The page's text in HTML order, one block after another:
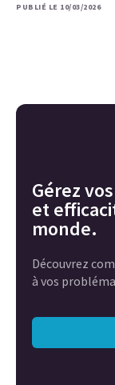
PUBLIÉ LE 10/03/2026
Gérez
et
monde.
Découvrez
à vos